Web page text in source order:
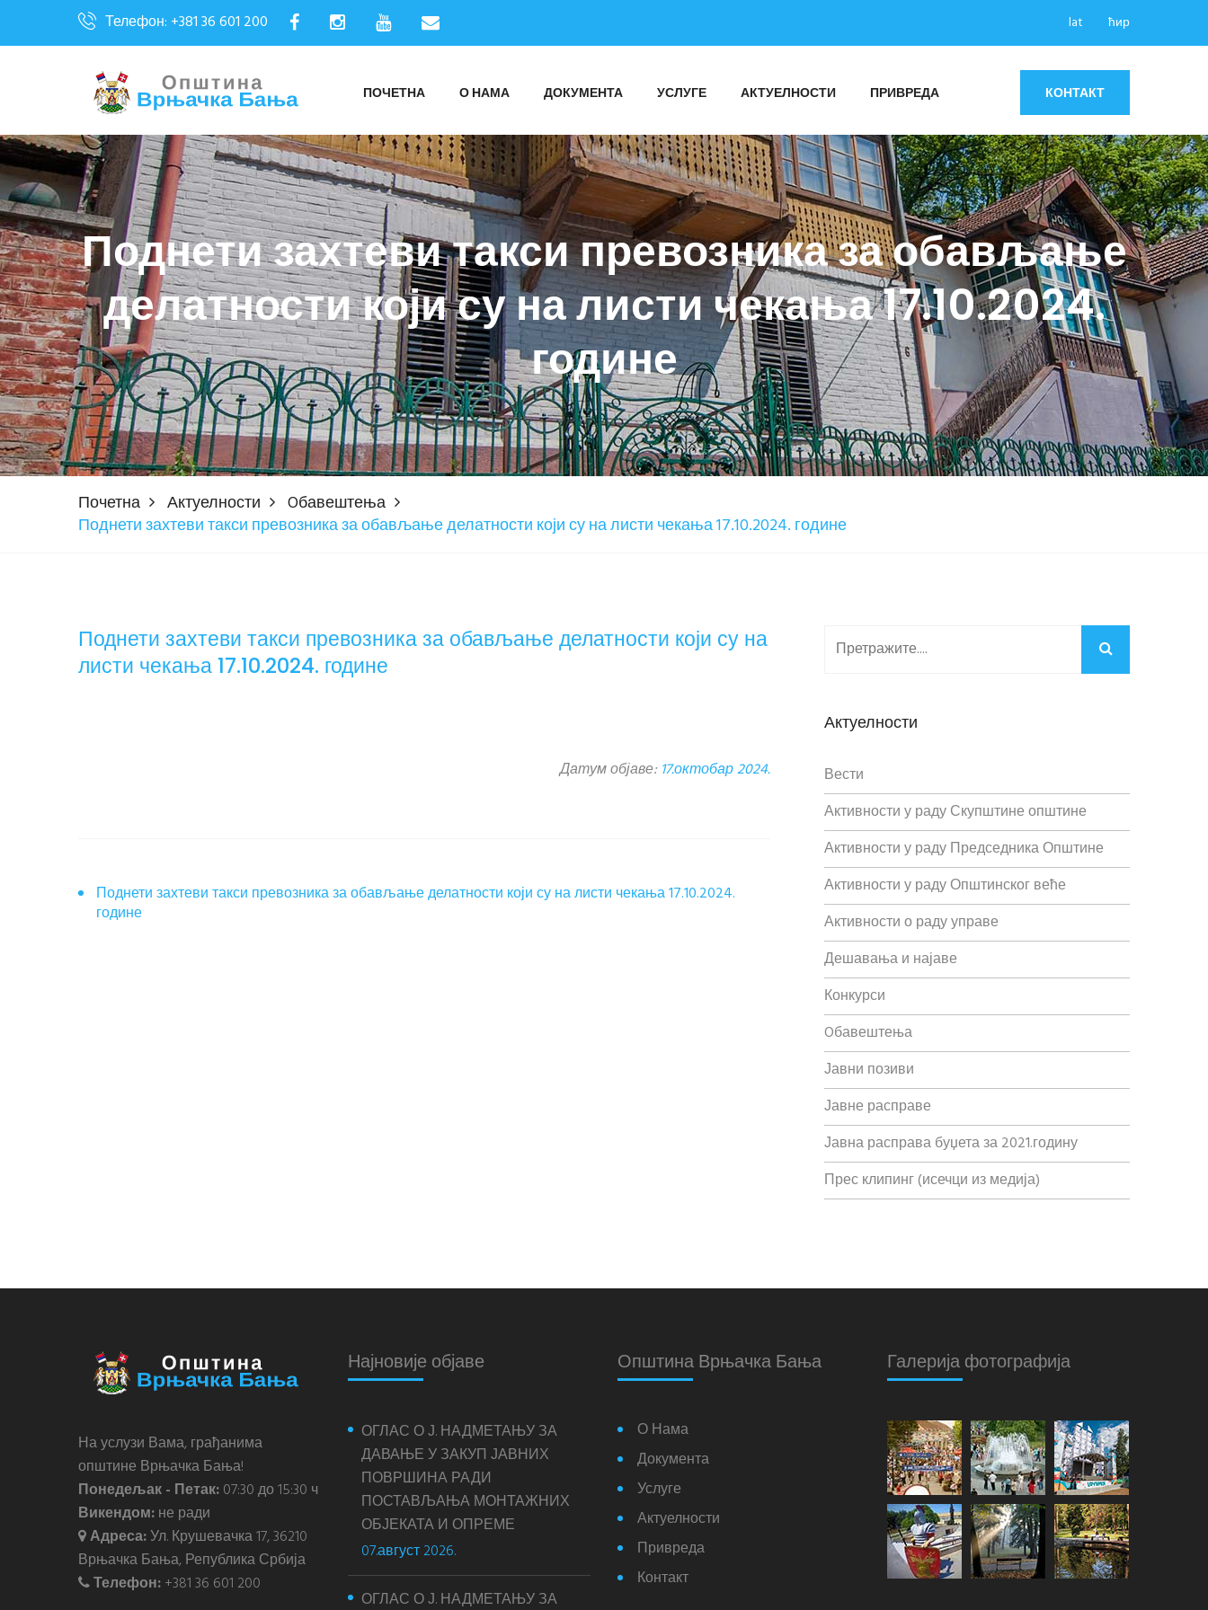
Телефон: +381 36 601 200 lat ћир
ПОЧЕТНА О НАМА ДОКУМЕНТА УСЛУГЕ АКТУЕЛНОСТИ ПРИВРЕДА КОНТАКТ
Поднети захтеви такси превозника за обављање
делатности који су на листи чекања 17.10.2024.
године
Почетна Актуелности
Oбавештења
Поднети захтеви такси превозника за обављање делатности који су на листи чекања 17.10.2024. године
Поднети захтеви такси превозника за обављање делатности који су на
листи чекања 17.10.2024. године
Датум објаве:17.октобар 2024.
Поднети захтеви такси превозника за обављање делатности који су на листи чекања 17.10.2024.
године
Актуелности
Вести
Активности у раду Скупштине општине
Активности у раду Председника Општине
Активности у раду Општинског веће
Активности о раду управе
Дешавања и најаве
Конкурси
Oбавештења
Јавни позиви
Јавне расправе
Јавна расправа буџета за 2021.годину
Прес клипинг (исечци из медија)
На услузи Вама, грађанима
општине Врњачка Бања!
Понедељак - Петак:07:30 до 15:30 ч
Викендом:не ради
Адреса:Ул. Крушевачка 17, 36210
Врњачка Бања, Република Србија
Телефон:+381 36 601 200
Најновије објаве
ОГЛАС О Ј. НАДМЕТАЊУ ЗА
ДАВАЊЕ У ЗАКУП ЈАВНИХ
ПОВРШИНА РАДИ
ПОСТАВЉАЊА МОНТАЖНИХ
ОБЈЕКАТА И ОПРЕМЕ
07.август 2026.
ОГЛАС О Ј. НАДМЕТАЊУ ЗА
Општина Врњачка Бања
О Нама
Документа
Услуге
Актуелности
Привреда
Контакт
Галерија фотографија